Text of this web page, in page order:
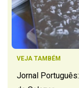
VEJA TAMBÉM
Jornal